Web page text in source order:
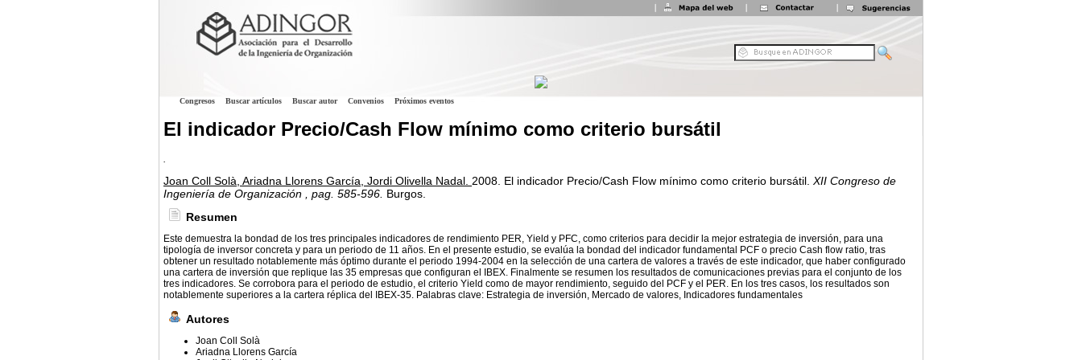
Congresos Buscar artículos Buscar autor Convenios Próximos eventos
El indicador Precio/Cash Flow mínimo como criterio bursátil
.
Joan Coll Solà, Ariadna Llorens García, Jordi Olivella Nadal. 2008. El indicador Precio/Cash Flow mínimo como criterio bursátil. XII Congreso de
Ingeniería de Organización
, pag. 585-596. Burgos.
Resumen
Este demuestra la bondad de los tres principales indicadores de rendimiento PER, Yield y PFC, como criterios para decidir la mejor estrategia de inversión, para una
tipología de inversor concreta y para un periodo de 11 años. En el presente estudio, se evalúa la bondad del indicador fundamental PCF o precio Cash flow ratio, tras
obtener un resultado notablemente más óptimo durante el periodo 1994-2004 en la selección de una cartera de valores a través de este indicador, que haber configurado
una cartera de inversión que replique las 35 empresas que configuran el IBEX. Finalmente se resumen los resultados de comunicaciones previas para el conjunto de los
tres indicadores. Se corrobora para el periodo de estudio, el criterio Yield como de mayor rendimiento, seguido del PCF y el PER. En los tres casos, los resultados son
notablemente superiores a la cartera réplica del IBEX-35. Palabras clave: Estrategia de inversión, Mercado de valores, Indicadores fundamentales
Autores
Joan Coll Solà
Ariadna Llorens García